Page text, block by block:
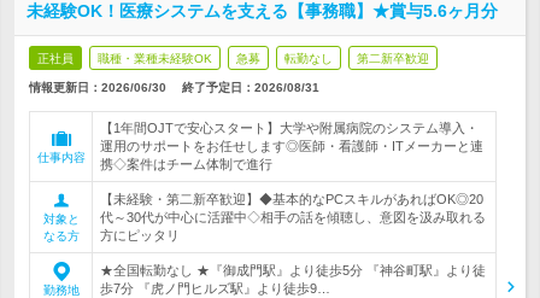
未経験OK！医療システムを支える【事務職】★賞与5.6ヶ月分
正社員 職種・業種未経験OK 急募 転勤なし 第二新卒歓迎
情報更新日：2026/06/30 終了予定日： 2026/08/31
仕事内容
【1年間OJTで安心スタート】大学や附属病院のシステム導入・
運用のサポートをお任せします◎医師・看護師・ITメーカーと連
携◇案件はチーム体制で進行
対象と
なる方
【未経験・第二新卒歓迎】◆基本的なPCスキルがあればOK◎20
代～30代が中心に活躍中◇相手の話を傾聴し、意図を汲み取れる
方にピッタリ
勤務地
★全国転勤なし ★『御成門駅』より徒歩5分 『神谷町駅』より徒
歩7分 『虎ノ門ヒルズ駅』より徒歩9…